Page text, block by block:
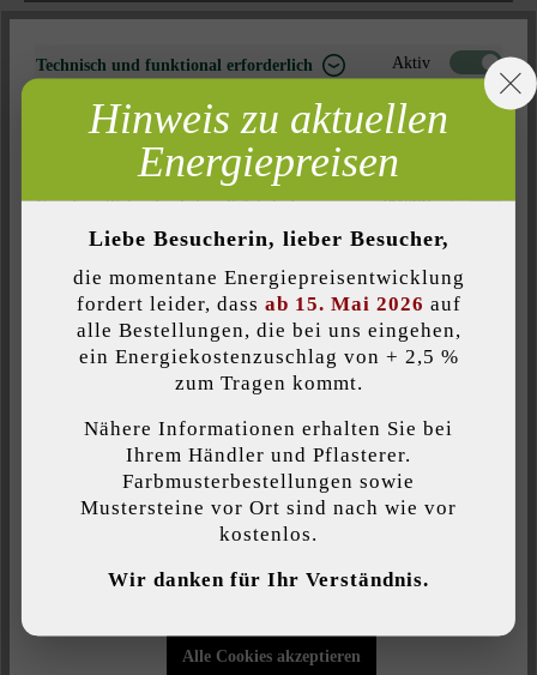
Artikelnummer: 22578
Produktbeschreibung
Der Modulus Pur Zaun- & Mauerstein überzeugt durch seine
moderne Steinlänge und die wunderschön zur Geltung
kommenden Schattierungen und Nuancierungen. Möglich macht
können durch die spezielle Bauweise des Modulus Pur Zaun- &
Mauersteins unterschiedliche Farben für die Außen- und die
Innenseite von Mauern gewählt werden.
Technisch und funktional erforderlich Aktiv
Marketing Inaktiv
Inaktiv
Komfort (Seitenfunktionalität) Inaktiv
Inaktiv
Individuelle Cookies akzeptieren
Funktionalität bieten zu können...Mehr Informationen
Individuelle Einstellungen
Alle Cookies akzeptieren
Hinweis zu aktuellen
Energiepreisen
Liebe Besucherin, lieber Besucher,
die momentane Energiepreisentwicklung
fordert leider, dass ab 15. Mai 2026 auf
alle Bestellungen, die bei uns eingehen,
ein Energiekostenzuschlag von + 2,5 %
zum Tragen kommt.
Nähere Informationen erhalten Sie bei
Ihrem Händler und Pflasterer.
Farbmusterbestellungen sowie
Mustersteine vor Ort sind nach wie vor
kostenlos.
Wir danken für Ihr Verständnis.